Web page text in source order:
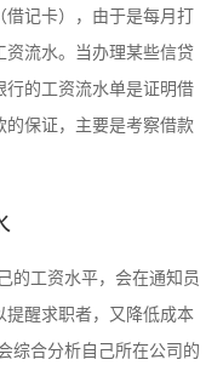
记卡），由于是每月打
资流水。当办理某些信贷
行的工资流水单是证明借
的保证，主要是考察借款
的工资水平，会在通知员
提醒求职者，又降低成本
综合分析自己所在公司的